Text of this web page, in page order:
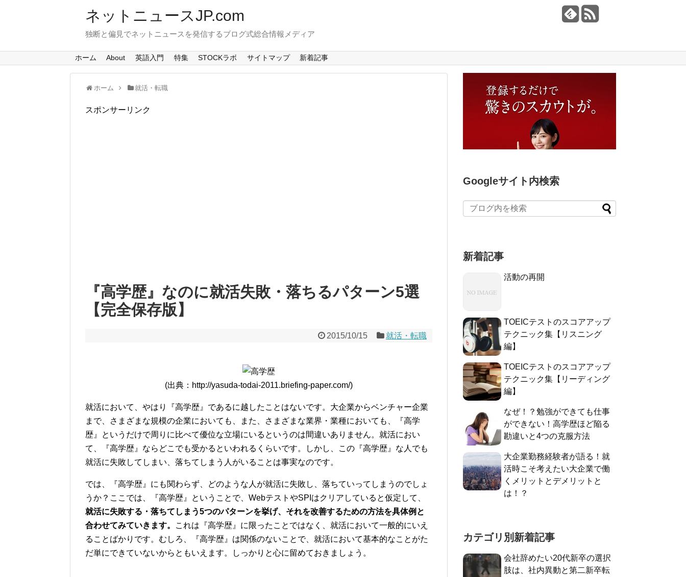
ネットニュースJP.com
独断と偏見でネットニュースを発信するブログ式総合情報メディア
ホーム About 英語入門 特集 STOCKラボ サイトマップ 新着記事
ホーム 就活・転職
スポンサーリンク
『高学歴』なのに就活失敗・落ちるパターン5選
【完全保存版】
2015/10/15 就活・転職
(出典：http://yasuda-todai-2011.briefing-paper.com/)
就活において、やはり『高学歴』であるに越したことはないです。大企業からベンチャー企業
まで、さまざまな規模の企業においても、また、さまざまな業界・業種においても、『高学
歴』というだけで周りに比べて優位な立場にいるというのは間違いありません。就活におい
て、『高学歴』ならどこでも受かるといわれるくらいです。しかし、この『高学歴』な人でも
就活に失敗してしまい、落ちてしまう人がいることは事実なのです。
では、『高学歴』にも関わらず、どのような人が就活に失敗し、落ちていってしまうのでしょ
うか？ここでは、『高学歴』ということで、WebテストやSPIはクリアしていると仮定して、
就活に失敗する・落ちてしまう5つのパターンを挙げ、それを改善するための方法を具体例と
合わせてみていきます。
これは『高学歴』に限ったことではなく、就活において一般的にいえ
ることばかりです。むしろ、『高学歴』は関係のないことで、就活において基本的なことがた
だ単にできていないからともいえます。しっかりと心に留めておきましょう。
Googleサイト内検索
新着記事
活動の再開
TOEICテストのスコアアップ
テクニック集【リスニング
編】
TOEICテストのスコアアップ
テクニック集【リーディング
編】
なぜ！？勉強ができても仕事
ができない！高学歴ほど陥る
勘違いと4つの克服方法
大企業勤務経験者が語る！就
活時こそ考えたい大企業で働
くメリットとデメリットと
は！？
カテゴリ別新着記事
会社辞めたい20代新卒の選択
肢は、社内異動と第二新卒転